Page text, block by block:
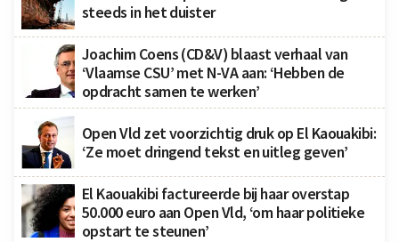
steeds in het duister
Joachim Coens (CD&V) blaast verhaal van
‘Vlaamse CSU’ met N-VA aan: ‘Hebben de
opdracht samen te werken’
Open Vld zet voorzichtig druk op El Kaouakibi:
‘Ze moet dringend tekst en uitleg geven’
El Kaouakibi factureerde bij haar overstap
50.000 euro aan Open Vld, ‘om haar politieke
opstart te steunen’